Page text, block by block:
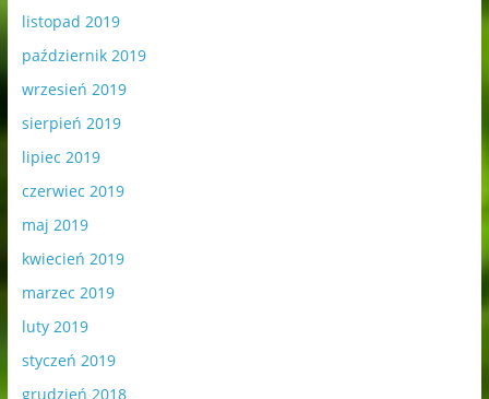
listopad 2019
październik 2019
wrzesień 2019
sierpień 2019
lipiec 2019
czerwiec 2019
maj 2019
kwiecień 2019
marzec 2019
luty 2019
styczeń 2019
grudzień 2018